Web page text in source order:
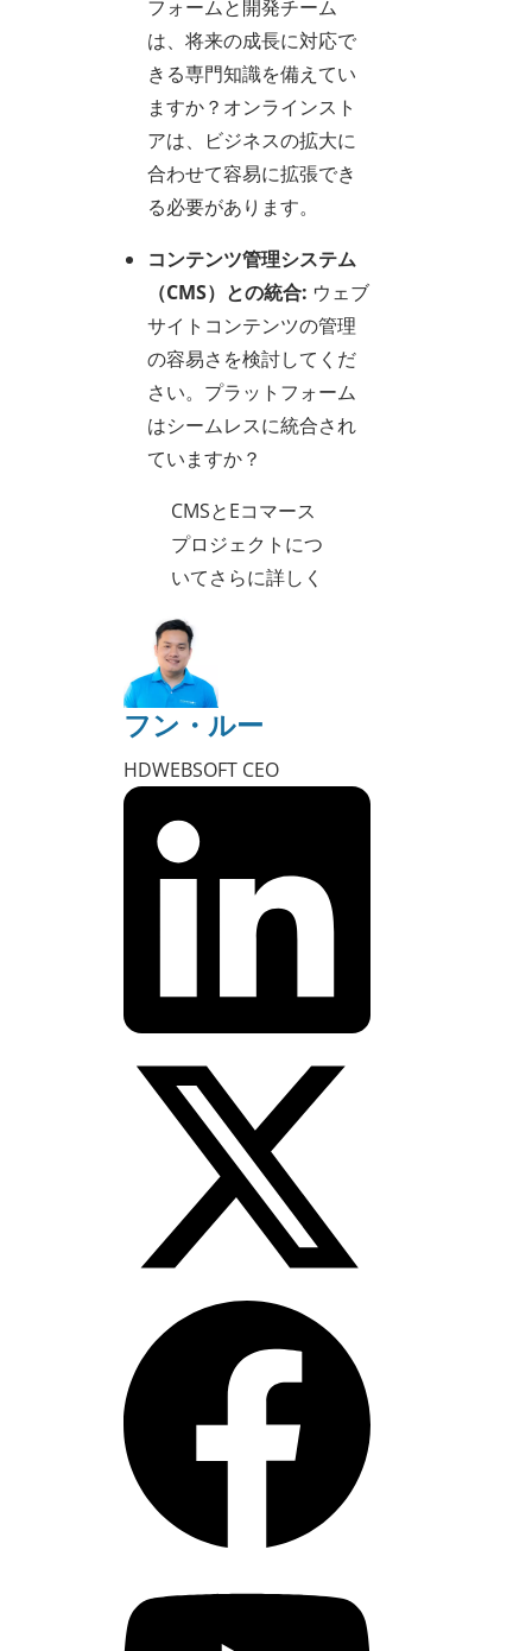
フォームと開発チーム
は、将来の成長に対応で
きる専門知識を備えてい
ますか？オンラインスト
アは、ビジネスの拡大に
合わせて容易に拡張でき
る必要があります。
コンテンツ管理システム
（CMS）との統合: ウェブ
サイトコンテンツの管理
の容易さを検討してくだ
さい。プラットフォーム
はシームレスに統合され
ていますか？
CMSとEコマース
プロジェクトにつ
いてさらに詳しく
フン・ルー
HDWEBSOFT CEO